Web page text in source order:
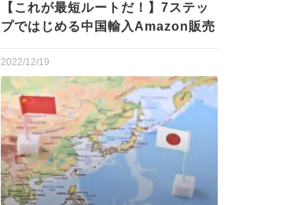
【これが最短ルートだ！】7ステッ
プではじめる中国輸入Amazon販売
2022/12/19